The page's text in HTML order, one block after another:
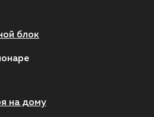
блок
на дому